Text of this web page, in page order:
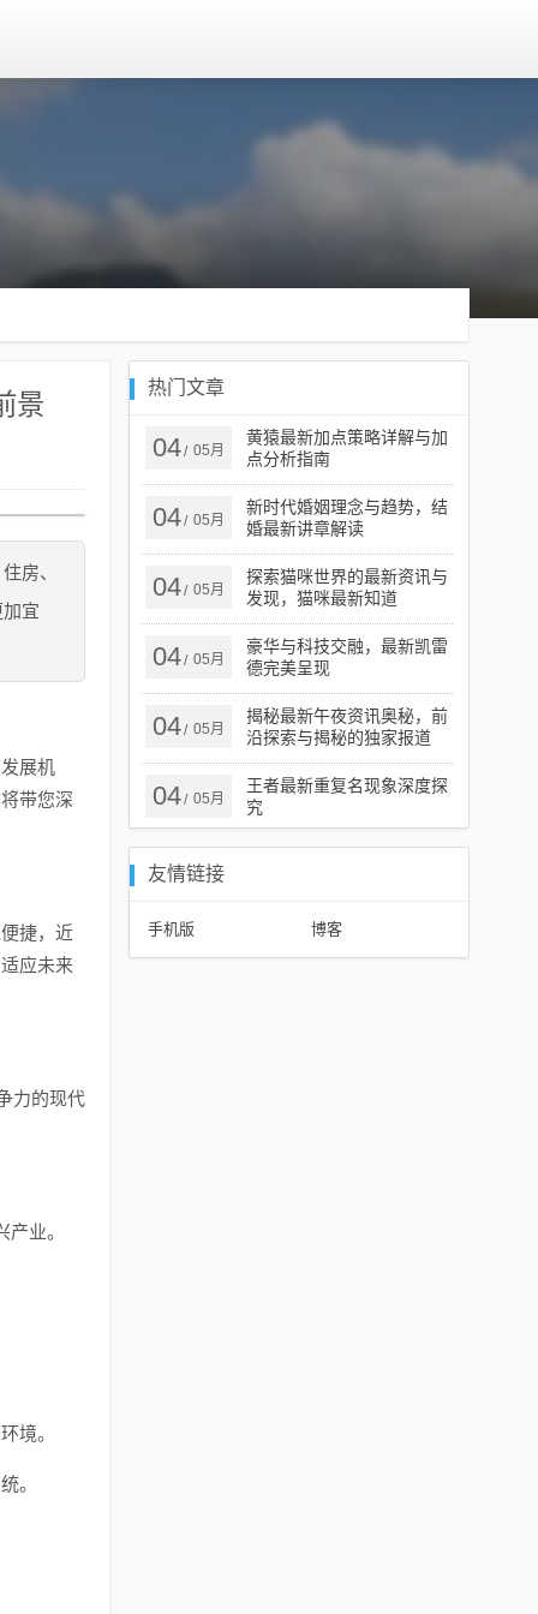
景
房、
宜
展机
带您深
捷，近
应未来
力的现代
业。
境。
。
热门文章
04/ 05月
黄猿最新加点策略详解与加
点分析指南
04/ 05月
新时代婚姻理念与趋势，结
婚最新讲章解读
04/ 05月
探索猫咪世界的最新资讯与
发现，猫咪最新知道
04/ 05月
豪华与科技交融，最新凯雷
德完美呈现
04/ 05月
揭秘最新午夜资讯奥秘，前
沿探索与揭秘的独家报道
04/ 05月
王者最新重复名现象深度探
究
友情链接
手机版 博客